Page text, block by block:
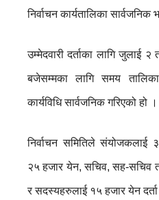
निर्वाचन कार्यतालिका सार्वजनिक
उम्मेदवारी दर्ताका लागि जुलाई
बजेसम्मका लागि समय
कार्यविधि सार्वजनिक गरिएको हो ।
निर्वाचन समितिले
२५ हजार येन, सचिव, सह-सचिव
र सदस्यहरुलाई १५ हजार येन